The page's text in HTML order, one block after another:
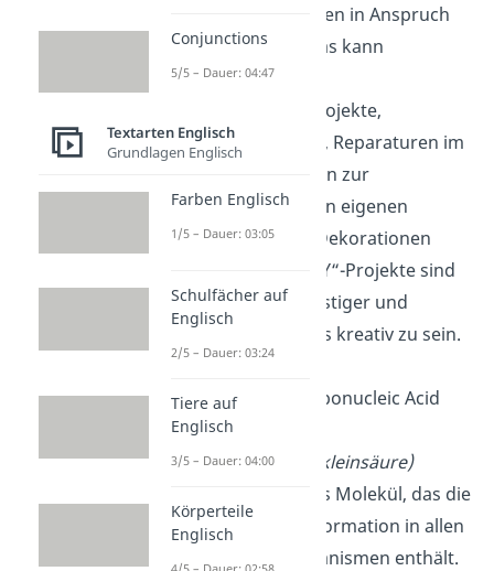
Dienstleistungen in Anspruch
zu nehmen. Das kann
beispielsweise
Heimwerkerprojekte,
Bastelarbeiten, Reparaturen im
Haushalt bis hin zur
Herstellung von eigenen
Möbeln oder Dekorationen
umfassen. „DIY“-Projekte sind
oft kostengünstiger und
ermöglichen es kreativ zu sein.
DNA
Deoxyribonucleic Acid
(DNS =
Desoxyribonukleinsäure)
Die DNA ist das Molekül, das die
genetische Information in allen
lebenden Organismen enthält.
Conjunctions
5/5 – Dauer: 04:47
Textarten Englisch
Grundlagen Englisch
Farben Englisch
1/5 – Dauer: 03:05
Schulfächer auf
Englisch
2/5 – Dauer: 03:24
Tiere auf
Englisch
3/5 – Dauer: 04:00
Körperteile
Englisch